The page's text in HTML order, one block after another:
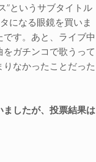
”というサブタイトル
になる眼鏡を買いま
す。あと、ライブ中
ガチンコで歌うって
なかったことだった
したが、投票結果は